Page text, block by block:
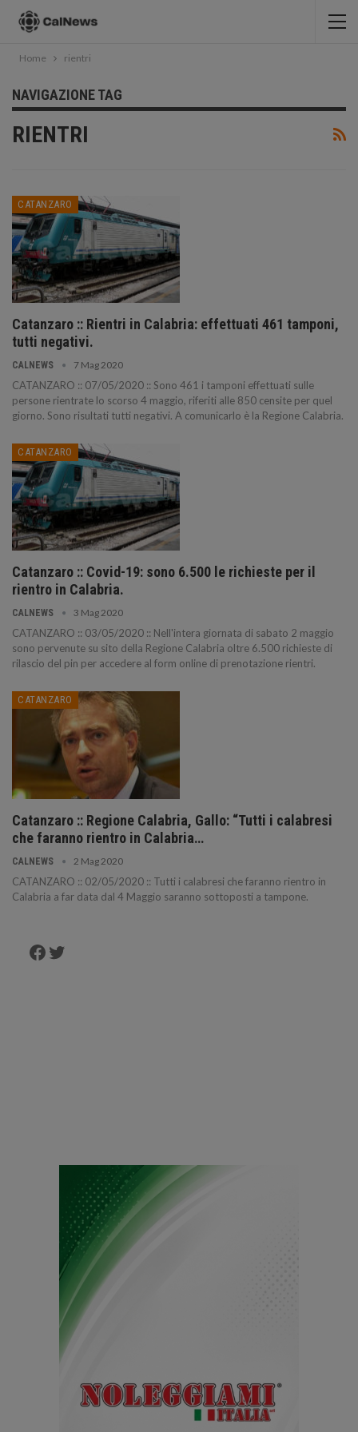
Home rientri
NAVIGAZIONE TAG
RIENTRI
CATANZARO
Catanzaro :: Rientri in Calabria: effettuati 461 tamponi,
tutti negativi.
CALNEWS 7 Mag 2020
CATANZARO :: 07/05/2020 :: Sono 461 i tamponi effettuati sulle
persone rientrate lo scorso 4 maggio, riferiti alle 850 censite per quel
giorno. Sono risultati tutti negativi. A comunicarlo è la Regione Calabria.
CATANZARO
Catanzaro :: Covid-19: sono 6.500 le richieste per il
rientro in Calabria.
CALNEWS 3 Mag 2020
CATANZARO :: 03/05/2020 :: Nell'intera giornata di sabato 2 maggio
sono pervenute su sito della Regione Calabria oltre 6.500 richieste di
rilascio del pin per accedere al form online di prenotazione rientri.
CATANZARO
Catanzaro :: Regione Calabria, Gallo: “Tutti i calabresi
che faranno rientro in Calabria…
CALNEWS 2 Mag 2020
CATANZARO :: 02/05/2020 :: Tutti i calabresi che faranno rientro in
Calabria a far data dal 4 Maggio saranno sottoposti a tampone.
Facebook
Twitter